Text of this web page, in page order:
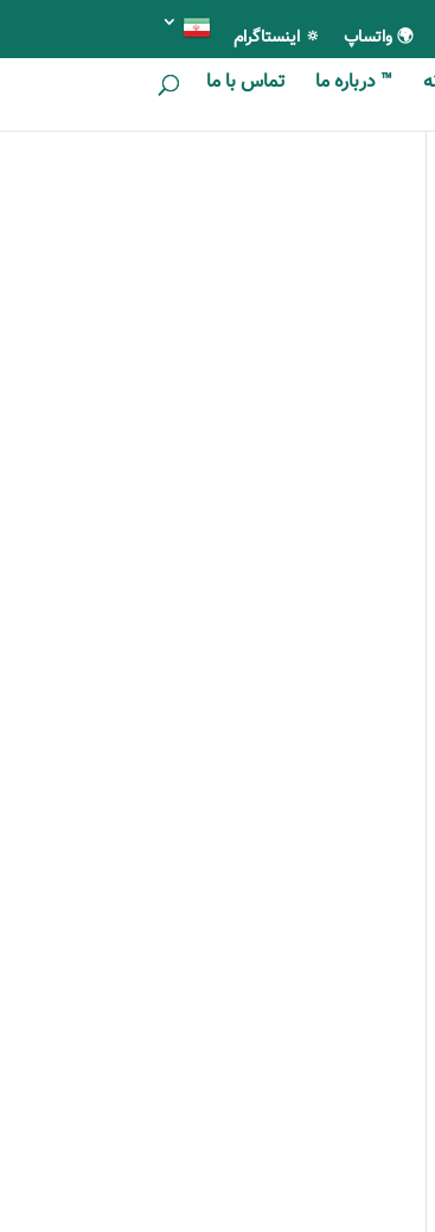
🌍 واتساپ 🔅 اینستاگرام
™ درباره ما تماس با ما